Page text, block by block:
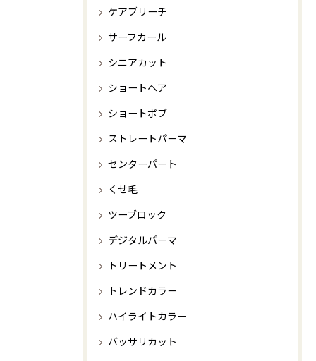
ケアブリーチ
サーフカール
シニアカット
ショートヘア
ショートボブ
ストレートパーマ
センターパート
くせ毛
ツーブロック
デジタルパーマ
トリートメント
トレンドカラー
ハイライトカラー
バッサリカット